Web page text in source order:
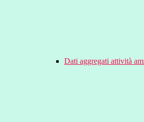
Dati aggregati attività